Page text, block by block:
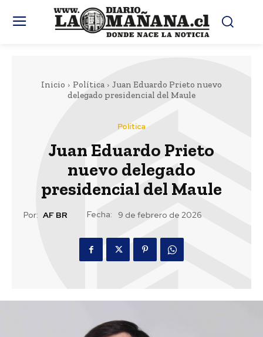
Inicio Política
Juan Eduardo Prieto nuevo
delegado presidencial del Maule
Política
Juan Eduardo Prieto
nuevo delegado
presidencial del Maule
Por: AF BR Fecha: 9 de febrero de 2026